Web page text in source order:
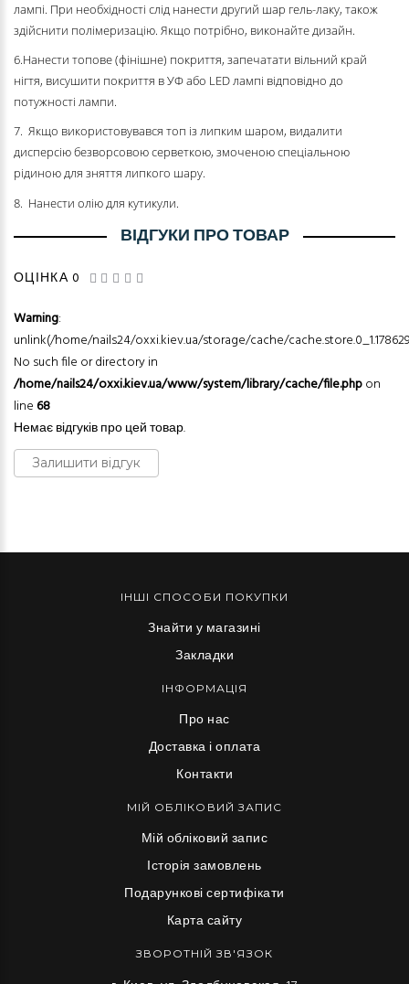
лампі. При необхідності слід нанести другий шар гель-лаку, також
здійснити полімеризацію. Якщо потрібно, виконайте дизайн.
6.Нанести топове (фінішне) покриття, запечатати вільний край
нігтя, висушити покриття в УФ або LED лампі відповідно до
потужності лампи.
7. Якщо використовувався топ із липким шаром, видалити
дисперсію безворсовою серветкою, змоченою спеціальною
рідиною для зняття липкого шару.
8. Нанести олію для кутикули.
ВІДГУКИ ПРО ТОВАР
ОЦІНКА 0
Warning:
unlink(/home/nails24/oxxi.kiev.ua/storage/cache/
No such file or directory in
/home/nails24/oxxi.kiev.ua/www/system/library/cache/file.phpon
line68
Немає відгуків про цей товар.
Залишити відгук
ІНШІ СПОСОБИ ПОКУПКИ
Знайти у магазині
Закладки
ІНФОРМАЦІЯ
Про нас
Доставка і оплата
Контакти
МІЙ ОБЛІКОВИЙ ЗАПИС
Мій обліковий запис
Історія замовлень
Подарункові сертифікати
Карта сайту
ЗВОРОТНІЙ ЗВ'ЯЗОК